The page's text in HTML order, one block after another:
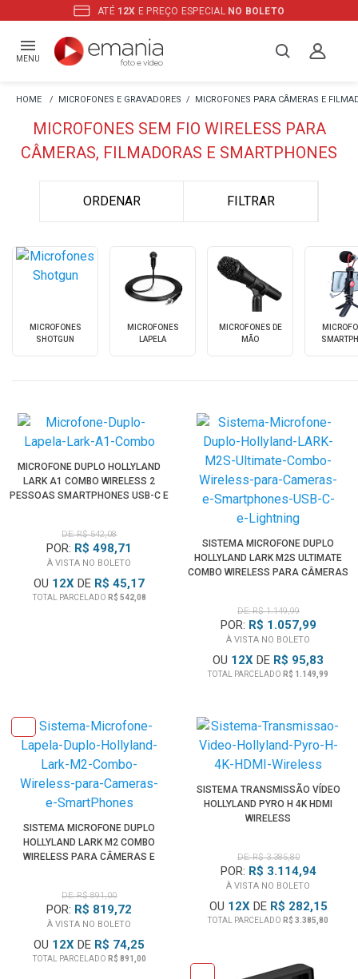
ATÉ 12X E PREÇO ESPECIAL NO BOLETO
MENU
MICROFONES E GRAVADORES MICROFONES PARA CÂMERAS E
MICROFONES SEM FIO WIRELESS PARA
CÂMERAS, FILMADORAS E SMARTPHONES
ORDENAR FILTRAR
MICROFONES
SHOTGUN
MICROFONES
LAPELA
MICROFONES DE
MÃO
MICROFONE DUPLO HOLLYLAND
LARK A1 COMBO WIRELESS 2
PESSOAS SMARTPHONES USB-C E
DE: R$ 542,08
POR: R$ 498,71
À VISTA NO BOLETO
OU 12X DE R$ 45,17
TOTAL PARCELADO R$ 542,08
SISTEMA MICROFONE DUPLO
HOLLYLAND LARK M2S ULTIMATE
COMBO WIRELESS PARA CÂMERAS
DE: R$ 1.149,99
POR: R$ 1.057,99
À VISTA NO BOLETO
OU 12X DE R$ 95,83
TOTAL PARCELADO R$ 1.149,99
SISTEMA MICROFONE DUPLO
HOLLYLAND LARK M2 COMBO
WIRELESS PARA CÂMERAS E
DE: R$ 891,00
POR: R$ 819,72
À VISTA NO BOLETO
OU 12X DE R$ 74,25
TOTAL PARCELADO R$ 891,00
SISTEMA TRANSMISSÃO VÍDEO
HOLLYLAND PYRO H 4K HDMI
WIRELESS
DE: R$ 3.385,80
POR: R$ 3.114,94
À VISTA NO BOLETO
OU 12XDE R$ 282,15
TOTAL PARCELADO R$ 3.385,80